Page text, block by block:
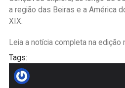
a região das Beiras e a América
XIX.
Leia a notícia completa na edição
Tags: